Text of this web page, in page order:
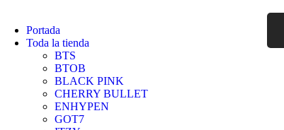
Portada
Toda la tienda
BTS
BTOB
BLACK PINK
CHERRY BULLET
ENHYPEN
GOT7